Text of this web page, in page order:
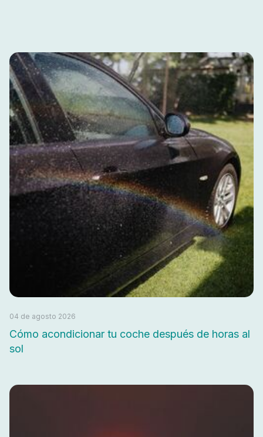
04 de agosto 2026
Cómo acondicionar tu coche después de horas al
sol